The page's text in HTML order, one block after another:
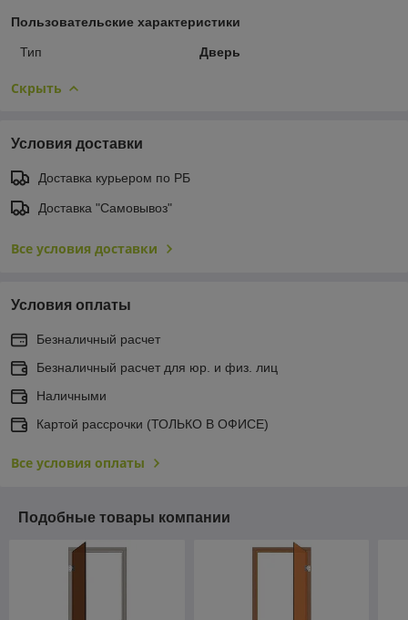
Пользовательские характеристики
Тип Дверь
Скрыть
Условия доставки
Доставка курьером по РБ
Доставка "Самовывоз"
Все условия доставки
Условия оплаты
Безналичный расчет
Безналичный расчет для юр. и физ. лиц
Наличными
Картой рассрочки (ТОЛЬКО В ОФИСЕ)
Все условия оплаты
Подобные товары компании